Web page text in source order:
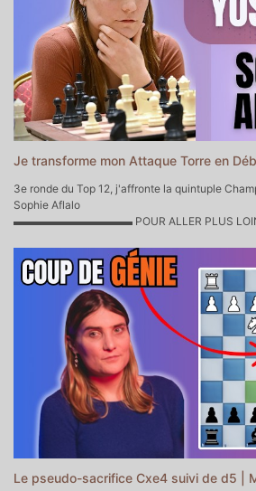
42:45 : Averbakh vs. Matanovic
48:33 : Averbakh vs. Furman
53:55 - Outro
♛ Me contacter
contact@yoshachess.com
▬▬▬▬▬▬▬▬▬▬ CHAPITRES DE CETTE
▬▬▬▬▬▬▬▬▬▬▬
0:00 - Intro
0:18 - Début de la partie
15:21 - Milieu de partie
26:51 - Finale
3e ronde du Top 12, j'affronte la quintuple
Sophie Aflalo
▬▬▬▬▬▬▬▬▬▬▬ POUR ALLER PLUS
♘ Soutenir la chaîne sur Tipeee
♗Soutenir la chaîne sur Paypal
https://
hosted_button_id=6WTAEDBXAPTLC
♚ Prendre un cours particulier avec moi
https://yoshachess.com/fr/cours-particuliers-
♛ Me contacter
contact@yoshachess.com
▬▬▬▬▬▬▬▬▬▬ CHAPITRES DE CETTE
▬▬▬▬▬▬▬▬▬▬▬
0:00 - Intro
0:18 - Début de la partie
4:14 - Milieu de jeu